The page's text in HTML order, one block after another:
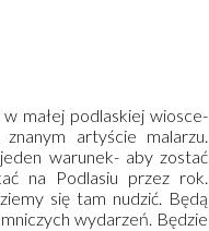
małej podlaskiej wiosce-
artyście malarzu.
warunek- aby zostać
na Podlasiu przez rok.
się tam nudzić. Będą
wydarzeń. Będzie